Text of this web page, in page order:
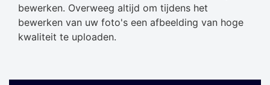
bewerken. Overweeg altijd om tijdens het
bewerken van uw foto's een afbeelding van hoge
kwaliteit te uploaden.